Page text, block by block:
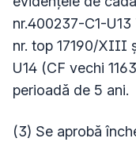
nr.400237-C1-
nr. top 17190/XIII
U14 (CF vechi
perioadă de 5 ani.
(3) Se aprobă